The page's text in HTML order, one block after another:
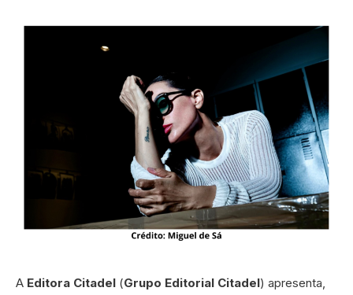
A Editora Citadel (Grupo Editorial Citadel) apresenta,